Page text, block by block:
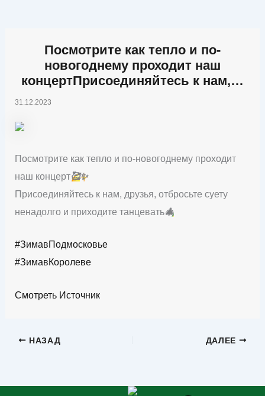
Посмотрите как тепло и по-
новогоднему проходит наш
концертПрисоединяйтесь к нам,…
31.12.2023
Посмотрите как тепло и по-новогоднему проходит
наш концерт🥰✨
Присоединяйтесь к нам, друзья, отбросьте суету
ненадолго и приходите танцевать🎄
#ЗимавПодмосковье
#ЗимавКоролеве
Смотреть Источник
НАЗАД ДАЛЕЕ